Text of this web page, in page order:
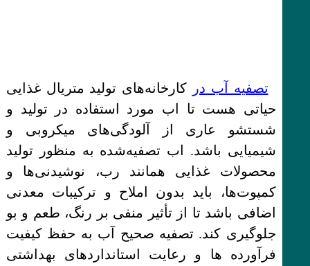
تصفیه آب در
کارخانه‌های تولید متریال غذایی
حیاتی هست تا اب مورد استفاده در تولید و
شستشو عاری از آلودگی‌های میکروبی و
شیمیایی باشد. اب تصفیه‌شده به منظور تولید
محصولات غذایی همانند رب، نوشیدنی‌ها و
کمپوت‌ها، باید بدون املاح و ترکیبات معدنی
اضافی باشد تا از تأثیر منفی بر رنگ، طعم و بو
جلوگیری کند. تصفیه صحیح آب به حفظ کیفیت
فرآورده ها و رعایت استانداردهای بهداشتی